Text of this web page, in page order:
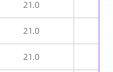
21.0
21.0
21.0